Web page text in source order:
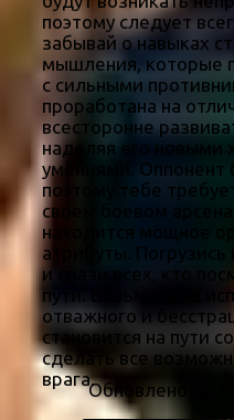
поэтому следует
забывай о навыках
мышления, которые
с сильными
проработана на
всесторонне
наделяя его новыми
умениями. Оппонент
поэтому тебе
своем боевом
находится мощное
атрибуты.
и срази всех, кто
пути. Возьмись за
отважного и
становится на пути
сделать все
врага.
Обновлено до